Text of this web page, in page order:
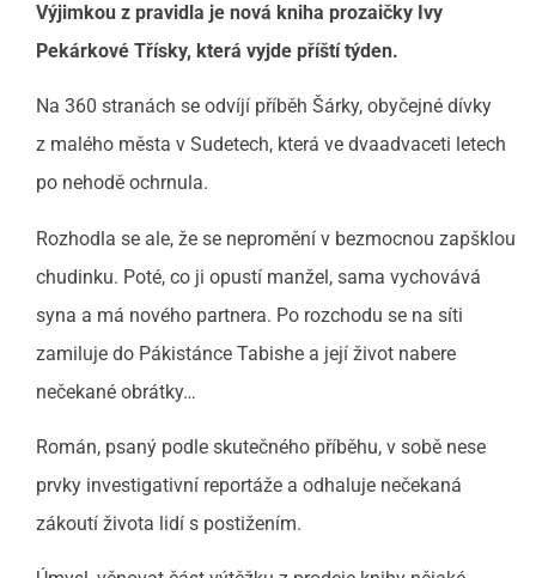
Výjimkou z pravidla je nová kniha prozaičky Ivy
Pekárkové Třísky, která vyjde příští týden.
Na 360 stranách se odvíjí příběh Šárky, obyčejné dívky
z malého města v Sudetech, která ve dvaadvaceti letech
po nehodě ochrnula.
Rozhodla se ale, že se nepromění v bezmocnou zapšklou
chudinku. Poté, co ji opustí manžel, sama vychovává
syna a má nového partnera. Po rozchodu se na síti
zamiluje do Pákistánce Tabishe a její život nabere
nečekané obrátky…
Román, psaný podle skutečného příběhu, v sobě nese
prvky investigativní reportáže a odhaluje nečekaná
zákoutí života lidí s postižením.